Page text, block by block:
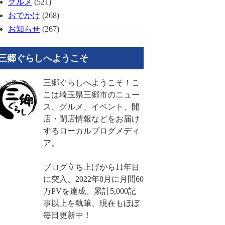
グルメ (521)
おでかけ (268)
お知らせ (267)
郷ぐらしへようこそ
三郷ぐらしへようこそ！こ
こは埼玉県三郷市のニュー
ス、グルメ、イベント、開
店・閉店情報などをお届け
するローカルブログメディ
ア。
ブログ立ち上げから11年目
に突入、2022年8月に月間60
万PVを達成。累計5,000記
事以上を執筆、現在もほぼ
毎日更新中！